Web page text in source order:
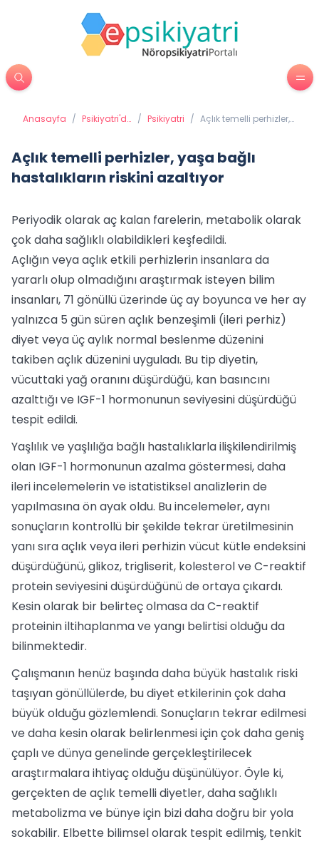
Anasayfa / Psikiyatri'de / Psikiyatri / Açlık temelli perhizler,
azaltıyor
Açlık temelli perhizler, yaşa bağlı
hastalıkların riskini azaltıyor
Periyodik olarak aç kalan farelerin, metabolik olarak
çok daha sağlıklı olabildikleri keşfedildi.
Açlığın veya açlık etkili perhizlerin insanlara da
yararlı olup olmadığını araştırmak isteyen bilim
insanları, 71 gönüllü üzerinde üç ay boyunca ve her ay
yalnızca 5 gün süren açlık benzeşimli (ileri perhiz)
diyet veya üç aylık normal beslenme düzenini
takiben açlık düzenini uyguladı. Bu tip diyetin,
vücuttaki yağ oranını düşürdüğü, kan basıncını
azalttığı ve IGF-1 hormonunun seviyesini düşürdüğü
tespit edildi.
Yaşlılık ve yaşlılığa bağlı hastalıklarla ilişkilendirilmiş
olan IGF-1 hormonunun azalma göstermesi, daha
ileri incelemelerin ve istatistiksel analizlerin de
yapılmasına ön ayak oldu. Bu incelemeler, aynı
sonuçların kontrollü bir şekilde tekrar üretilmesinin
yanı sıra açlık veya ileri perhizin vücut kütle endeksini
düşürdüğünü, glikoz, trigliserit, kolesterol ve C-reaktif
protein seviyesini düşürdüğünü de ortaya çıkardı.
Kesin olarak bir belirteç olmasa da C-reaktif
proteinin iltihaplanma ve yangı belirtisi olduğu da
bilinmektedir.
Çalışmanın henüz başında daha büyük hastalık riski
taşıyan gönüllülerde, bu diyet etkilerinin çok daha
büyük olduğu gözlemlendi. Sonuçların tekrar edilmesi
ve daha kesin olarak belirlenmesi için çok daha geniş
çaplı ve dünya genelinde gerçekleştirilecek
araştırmalara ihtiyaç olduğu düşünülüyor. Öyle ki,
gerçekten de açlık temelli diyetler, daha sağlıklı
metabolizma ve bünye için bizi daha doğru bir yola
sokabilir. Elbette bilimsel olarak tespit edilmiş, tenkit